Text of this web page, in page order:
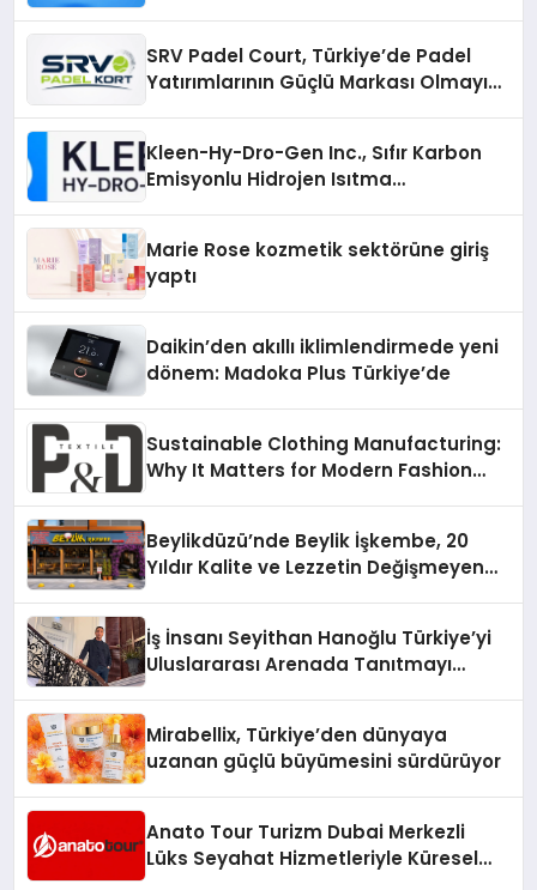
SRV Padel Court, Türkiye’de Padel
Yatırımlarının Güçlü Markası Olmayı
Kleen-Hy-Dro-Gen Inc., Sıfır Karbon
Emisyonlu Hidrojen Isıtma
Marie Rose kozmetik sektörüne giriş
yaptı
Daikin’den akıllı iklimlendirmede yeni
dönem: Madoka Plus Türkiye’de
Sustainable Clothing Manufacturing:
Why It Matters for Modern Fashion
Beylikdüzü’nde Beylik İşkembe, 20
Yıldır Kalite ve Lezzetin Değişmeyen
İş İnsanı Seyithan Hanoğlu Türkiye’yi
Uluslararası Arenada Tanıtmayı
Mirabellix, Türkiye’den dünyaya
uzanan güçlü büyümesini sürdürüyor
Anato Tour Turizm Dubai Merkezli
Lüks Seyahat Hizmetleriyle Küresel